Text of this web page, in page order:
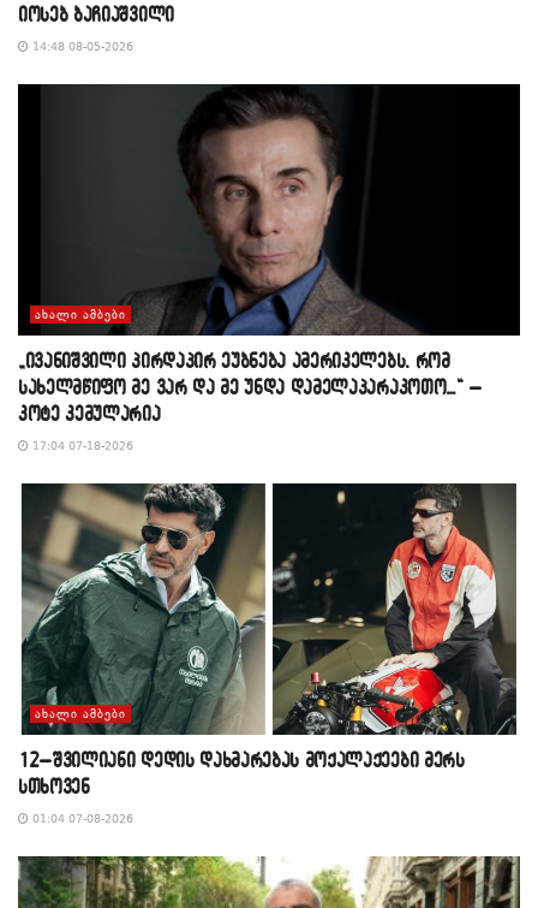
იოსებ ბაჩიაშვილი
14:48 08-05-2026
ᲐᲮᲐᲚᲘ ᲐᲛᲑᲔᲑᲘ
„ივანიშვილი პირდაპირ ეუბნება ამერიკელებს, რომ
სახელმწიფო მე ვარ და მე უნდა დამელაპარაკოთო…“ –
კოტე კემულარია
17:04 07-18-2026
ᲐᲮᲐᲚᲘ ᲐᲛᲑᲔᲑᲘ
12–შვილიანი დედის დახმარებას მოქალაქეები მერს
სთხოვენ
01:04 07-08-2026